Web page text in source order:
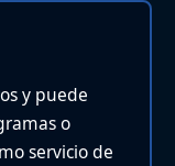
y puede
o
servicio de